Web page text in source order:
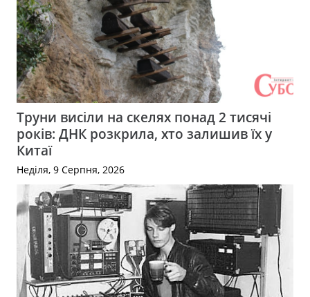
Труни висіли на скелях понад 2 тисячі
років: ДНК розкрила, хто залишив їх у
Китаї
Неділя, 9 Серпня, 2026